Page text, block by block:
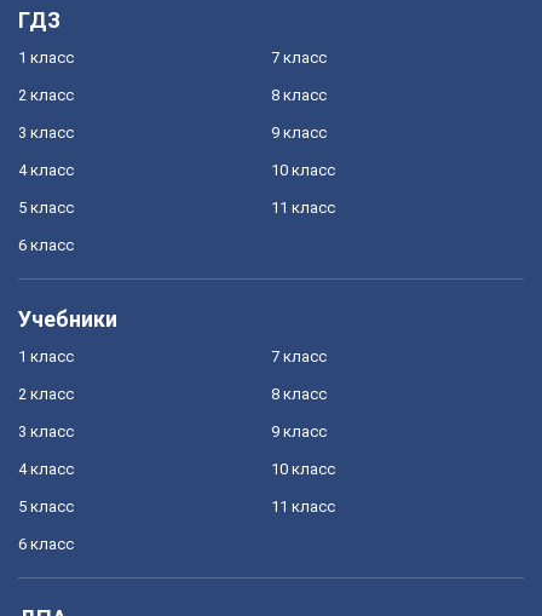
ГДЗ
1 класс
2 класс
3 класс
4 класс
5 класс
6 класс
7 класс
8 класс
9 класс
10 класс
11 класс
Учебники
1 класс
2 класс
3 класс
4 класс
5 класс
6 класс
7 класс
8 класс
9 класс
10 класс
11 класс